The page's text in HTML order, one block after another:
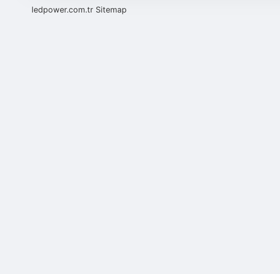
ledpower.com.tr Sitemap